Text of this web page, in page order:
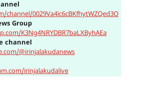
channel/0029Va4ic6cBKfhytWZQed3O
Group
K3Ng4NRYDBR7baLXByhAEa
channel
@irinjalakudanews
irinjalakudalive